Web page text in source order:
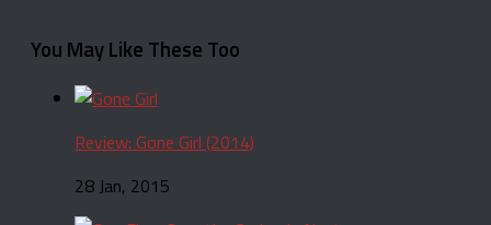
You May Like These Too
Review: Gone Girl (2014)
28 Jan, 2015